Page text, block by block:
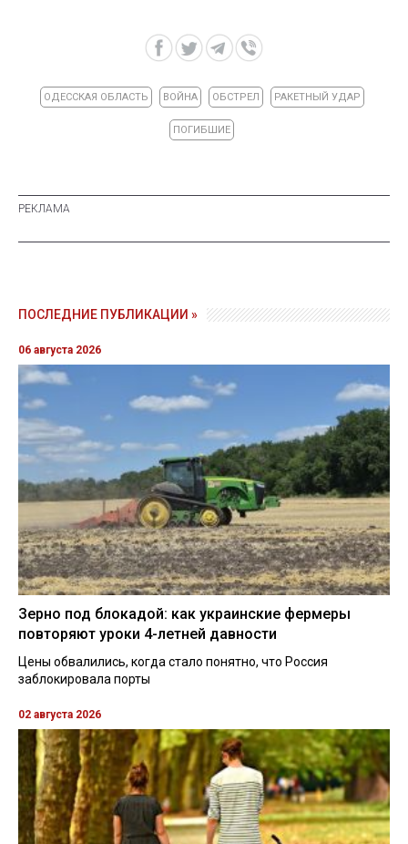
ОДЕССКАЯ ОБЛАСТЬ ВОЙНА ОБСТРЕЛ РАКЕТНЫЙ УДАР
ПОГИБШИЕ
ПОСЛЕДНИЕ ПУБЛИКАЦИИ »
06 августа 2026
Зерно под блокадой: как украинские фермеры
повторяют уроки 4-летней давности
Цены обвалились, когда стало понятно, что Россия
заблокировала порты
02 августа 2026